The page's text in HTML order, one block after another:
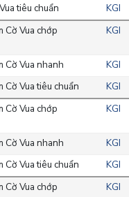
tiêu chuẩn KGI
Cờ Vua chớp KGI
Cờ Vua nhanh KGI
Cờ Vua tiêu chuẩn KGI
Cờ Vua chớp KGI
Cờ Vua nhanh KGI
Cờ Vua tiêu chuẩn KGI
Cờ Vua chớp KGI